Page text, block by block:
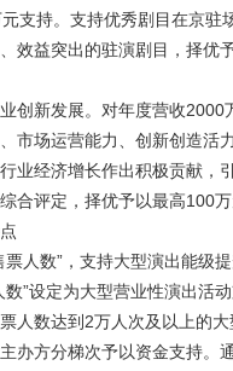
支持。支持优秀剧目在京驻
效益突出的驻演剧目，择优
创新发展。对年度营收2000
、市场运营能力、创新创造活
业经济增长作出积极贡献，
合评定，择优予以最高100万
票人数”，支持大型演出能级
数”设定为大型营业性演出活
人数达到2万人次及以上的大
办方分梯次予以资金支持。